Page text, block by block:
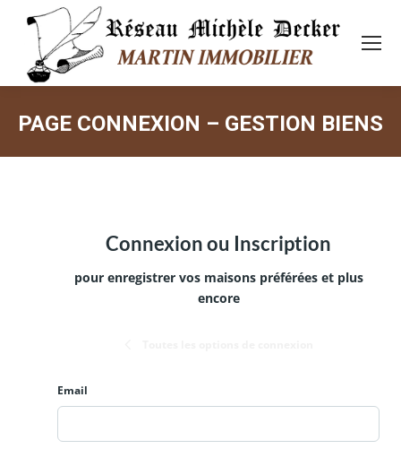
PAGE CONNEXION – GESTION BIENS
Connexion ou Inscription
pour enregistrer vos maisons préférées et plus
encore
Email